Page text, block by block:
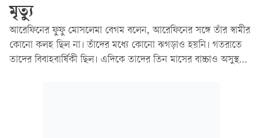
মৃত্যু
আরেফিনের ফুফু মোসলেমা বেগম বলেন, আরেফিনের সঙ্গে তাঁর স্বামীর
কোনো কলহ ছিল না। তাঁদের মধ্যে কোনো ঝগড়াও হয়নি। গতরাতে
তাদের বিবাহবার্ষিকী ছিল। এদিকে তাদের তিন মাসের বাচ্চাও অসুস্থ